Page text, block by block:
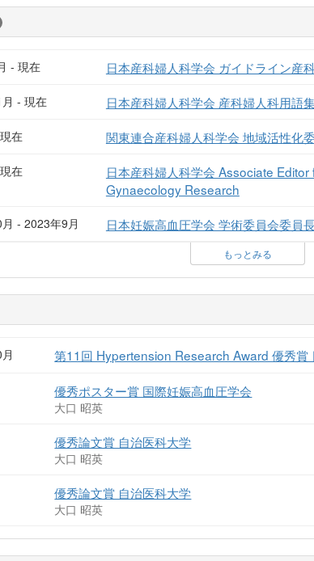
- 現在 日本産科婦人科学会 ガイドライン産
- 現在 日本産科婦人科学会 産科婦人科用語
在 関東連合産科婦人科学会 地域活性化
在
日本産科婦人科学会 Associate
Gynaecology Research
- 2023年9月 日本妊娠高血圧学会 学術委員会委員
もっとみる
第11回 Hypertension Research Award 優秀賞
優秀ポスター賞 国際妊娠高血圧学会
大口 昭英
優秀論文賞 自治医科大学
大口 昭英
優秀論文賞 自治医科大学
大口 昭英